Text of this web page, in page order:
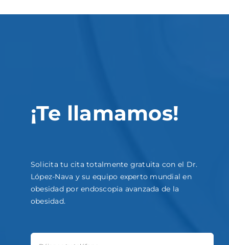
¡Te llamamos!
Solicita tu cita totalmente gratuita con el Dr.
López-Nava y su equipo experto mundial en
obesidad por endoscopia avanzada de la
obesidad.